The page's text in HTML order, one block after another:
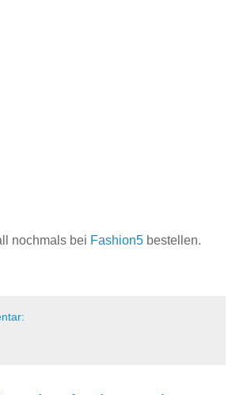
nochmals bei Fashion5 bestellen.